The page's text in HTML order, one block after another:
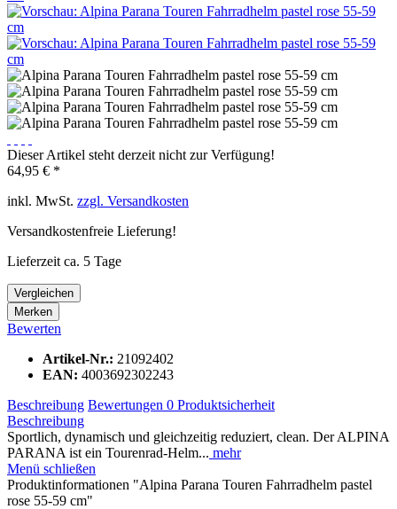
Dieser Artikel steht derzeit nicht zur Verfügung!
64,95 € *
inkl. MwSt. zzgl. Versandkosten
Versandkostenfreie Lieferung!
Lieferzeit ca. 5 Tage
Vergleichen
Merken
Bewerten
Artikel-Nr.: 21092402
EAN: 4003692302243
Beschreibung Bewertungen 0 Produktsicherheit
Beschreibung
Sportlich, dynamisch und gleichzeitig reduziert, clean. Der ALPINA
PARANA ist ein Tourenrad-Helm... mehr
Menü schließen
Produktinformationen "Alpina Parana Touren Fahrradhelm pastel
rose 55-59 cm"